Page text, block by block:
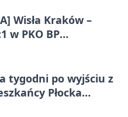
Wisła Kraków –
w PKO BP
przed przerwą
tygodni po wyjściu z
Płocka